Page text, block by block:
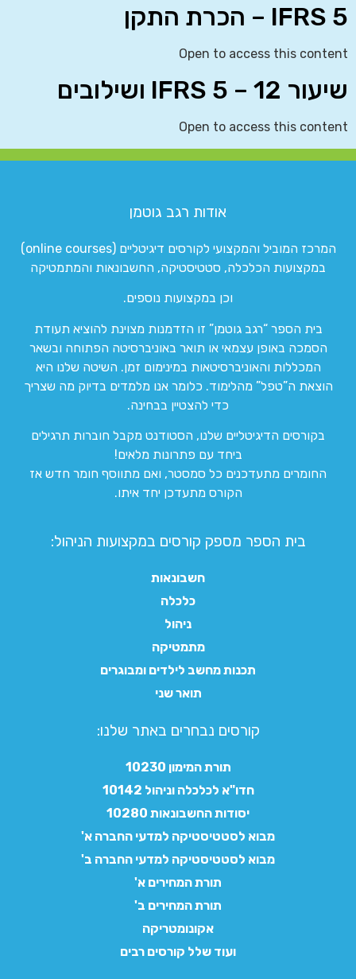
IFRS 5 – הכרת התקן
Open to access this content
שיעור 12 – IFRS 5 ושילובים
Open to access this content
אודות רגב גוטמן
המרכז המוביל והמקצועי לקורסים דיגיטליים (online courses)
במקצועות הכלכלה, סטטיסטיקה, החשבונאות והמתמטיקה
וכן במקצועות נוספים.
בית הספר “רגב גוטמן” זו הזדמנות מצוינת להוציא תעודת
הסמכה באופן עצמאי או תואר באוניברסיטה הפתוחה ובשאר
המכללות והאוניברסיטאות במינימום זמן. השיטה שלנו היא
הוצאת ה”טפל” מהלימוד. כלומר אנו מלמדים בדיוק מה שצריך
כדי להצטיין בבחינה.
בקורסים הדיגיטליים שלנו, הסטודנט מקבל חוברות תרגילים
ביחד עם פתרונות מלאים!
החומרים מתעדכנים כל סמסטר, ואם מתווסף חומר חדש אז
הקורס מתעדכן יחד איתו.
בית הספר מספק קורסים במקצועות הניהול:
חשבונאות
כלכלה
ניהול
מתמטיקה
תכנות מחשב לילדים ומבוגרים
תואר שני
קורסים נבחרים באתר שלנו:​
תורת המימון 10230
חדו"א לכלכלה וניהול 10142
יסודות החשבונאות 10280
מבוא לסטטיסטיקה למדעי החברה א'
מבוא לסטטיסטיקה למדעי החברה ב'
תורת המחירים א'
תורת המחירים ב'
אקונומטריקה
ועוד שלל קורסים רבים